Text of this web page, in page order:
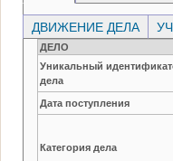
ДВИЖЕНИЕ ДЕЛА
ДЕЛО
Уникальный
дела
Дата поступления
Категория дела